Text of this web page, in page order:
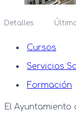
Detalles
Cursos
Servicios
Formación
El